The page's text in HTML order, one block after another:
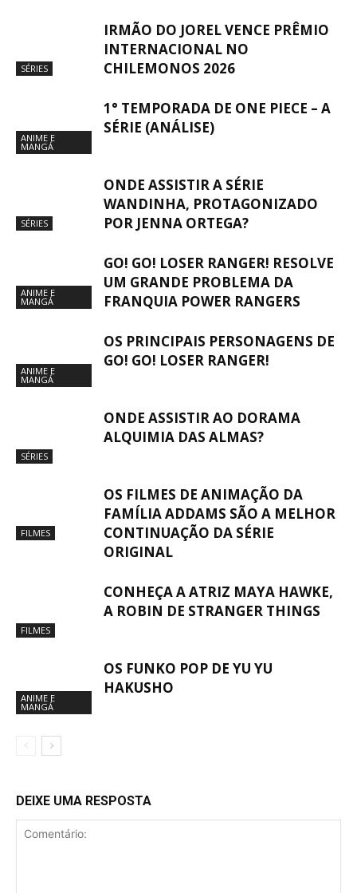
SÉRIES
IRMÃO DO JOREL VENCE PRÊMIO
INTERNACIONAL NO
CHILEMONOS 2026
ANIME E
MANGÁ
1° TEMPORADA DE ONE PIECE – A
SÉRIE (ANÁLISE)
SÉRIES
ONDE ASSISTIR A SÉRIE
WANDINHA, PROTAGONIZADO
POR JENNA ORTEGA?
ANIME E
MANGÁ
GO! GO! LOSER RANGER! RESOLVE
UM GRANDE PROBLEMA DA
FRANQUIA POWER RANGERS
ANIME E
MANGÁ
OS PRINCIPAIS PERSONAGENS DE
GO! GO! LOSER RANGER!
SÉRIES
ONDE ASSISTIR AO DORAMA
ALQUIMIA DAS ALMAS?
FILMES
OS FILMES DE ANIMAÇÃO DA
FAMÍLIA ADDAMS SÃO A MELHOR
CONTINUAÇÃO DA SÉRIE
ORIGINAL
FILMES
CONHEÇA A ATRIZ MAYA HAWKE,
A ROBIN DE STRANGER THINGS
ANIME E
MANGÁ
OS FUNKO POP DE YU YU
HAKUSHO
DEIXE UMA RESPOSTA